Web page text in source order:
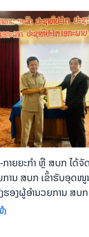
ກາຍຍະກຳ ຫຼື ສບກ ໄດ້
ານ ສບກ ເຂົ້າຮັບອຸດໜູ
ຮອງຜູ້ອຳນວຍການ ສ
)